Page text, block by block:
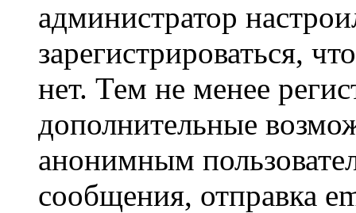
администратор
зарегистрироваться,
нет. Тем не менее
дополнительные
анонимным
сообщения, отправка